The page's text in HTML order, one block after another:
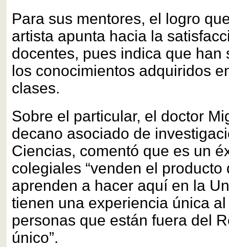
Para sus mentores, el logro
artista apunta hacia la
docentes, pues indica que han
los conocimientos adquiridos
clases.
Sobre el particular, el doctor
decano asociado de
Ciencias, comentó que es un
colegiales “venden el producto
aprenden a hacer aquí en la
tienen una experiencia única
personas que están fuera del
único”.